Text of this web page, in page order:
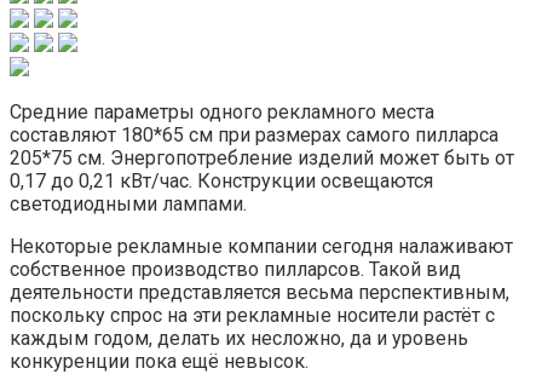
Средние параметры одного рекламного места
составляют 180*65 см при размерах самого пилларса
205*75 см. Энергопотребление изделий может быть от
0,17 до 0,21 кВт/час. Конструкции освещаются
светодиодными лампами.
Некоторые рекламные компании сегодня налаживают
собственное производство пилларсов. Такой вид
деятельности представляется весьма перспективным,
поскольку спрос на эти рекламные носители растёт с
каждым годом, делать их несложно, да и уровень
конкуренции пока ещё невысок.